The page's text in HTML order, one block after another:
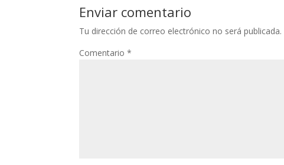
Enviar comentario
Tu dirección de correo electrónico no será publicada.
Comentario*